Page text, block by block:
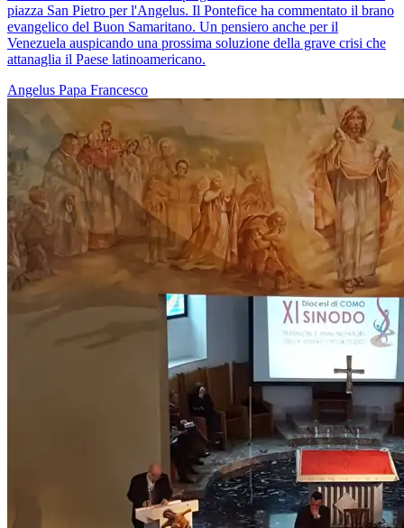
piazza San Pietro per l'Angelus. Il Pontefice ha commentato il brano
evangelico del Buon Samaritano. Un pensiero anche per il
Venezuela auspicando una prossima soluzione della grave crisi che
attanaglia il Paese latinoamericano.
Angelus Papa Francesco